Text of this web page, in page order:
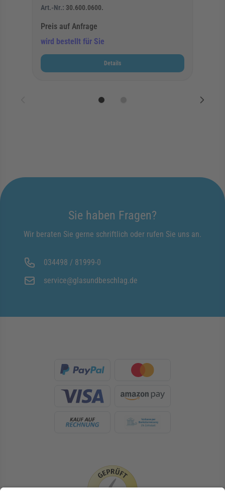
Art.-Nr.: 30.600.0600.
Preis auf Anfrage
wird bestellt für Sie
Details
Sie haben Fragen?
Wir beraten Sie gerne schriftlich oder rufen Sie uns an.
034498 / 81999-0
service@glasundbeschlag.de